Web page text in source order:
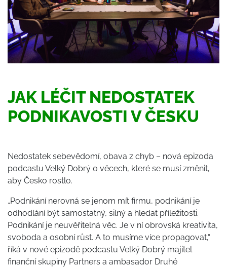
JAK LÉČIT NEDOSTATEK
PODNIKAVOSTI V ČESKU
Nedostatek sebevědomí, obava z chyb – nová epizoda
podcastu Velký Dobrý o věcech, které se musí změnit,
aby Česko rostlo.
„Podnikání nerovná se jenom mít firmu, podnikání je
odhodlání být samostatný, silný a hledat příležitosti.
Podnikání je neuvěřitelná věc. Je v ní obrovská kreativita,
svoboda a osobní růst. A to musíme více propagovat,“
říká v nové epizodě podcastu Velký Dobrý majitel
finanční skupiny Partners a ambasador Druhé